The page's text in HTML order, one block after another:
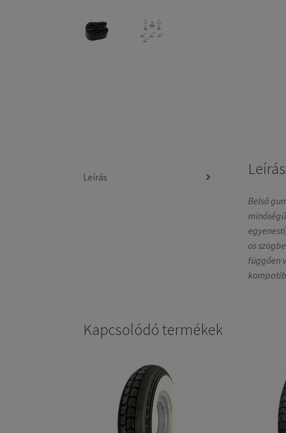
Leírás Leírás
Belső
os
függően
Kapcsolódó termékek